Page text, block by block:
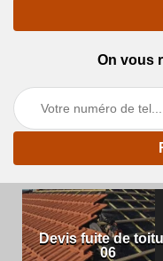
On vous
Devis fuite de
06